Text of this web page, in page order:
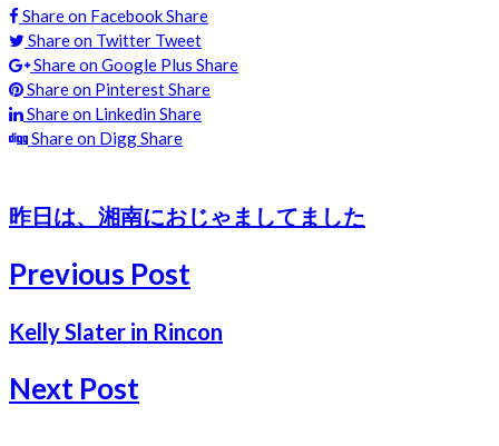
Share on FacebookShare
Share on Twitter Tweet
Share on Google Plus Share
Share on PinterestShare
Share on LinkedinShare
Share on DiggShare
昨日は、湘南におじゃましてました
Previous Post
Kelly Slater in Rincon
Next Post